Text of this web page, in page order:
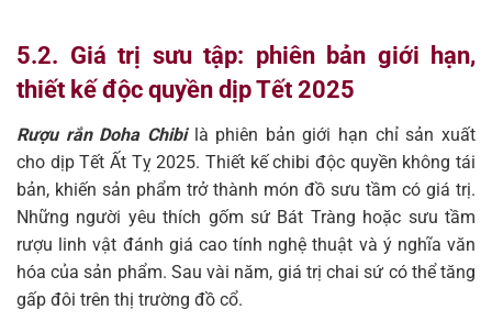
5.2. Giá trị sưu tập: phiên bản giới hạn,
thiết kế độc quyền dịp Tết 2025
Rượu rắn Doha Chibilà phiên bản giới hạn chỉ sản xuất
cho dịp Tết Ất Tỵ 2025. Thiết kế chibi độc quyền không tái
bản, khiến sản phẩm trở thành món đồ sưu tầm có giá trị.
Những người yêu thích gốm sứ Bát Tràng hoặc sưu tầm
rượu linh vật đánh giá cao tính nghệ thuật và ý nghĩa văn
hóa của sản phẩm. Sau vài năm, giá trị chai sứ có thể tăng
gấp đôi trên thị trường đồ cổ.